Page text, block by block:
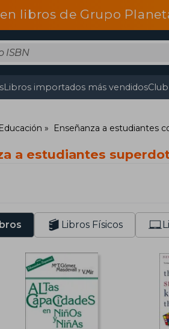
en libros de Grupo
Libros importados más vendidos
Educación Enseñanza a estudiantes
a estudiantes
Libros Físicos